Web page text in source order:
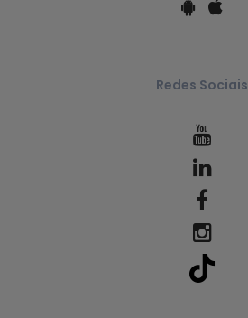
Redes Sociais